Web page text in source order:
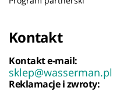
Kontakt
Kontakt e-mail:
sklep@wasserman.pl
Reklamacje i zwroty: